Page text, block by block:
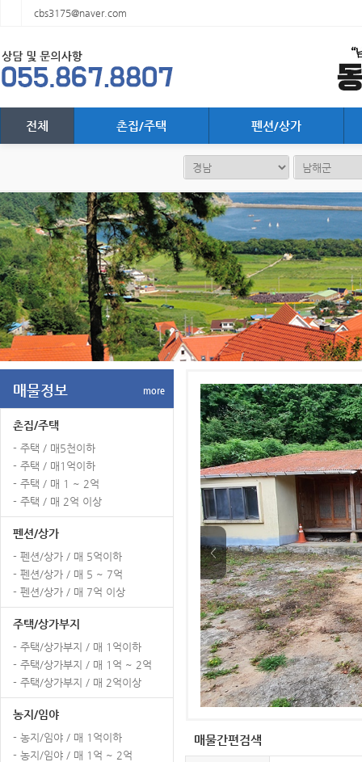
cbs3175@naver.com
전체 촌집/주택 펜션/상가
매물정보 more
촌집/주택
- 주택 / 매5천이하
- 주택 / 매1억이하
- 주택 / 매 1 ~ 2억
- 주택 / 매 2억 이상
펜션/상가
- 펜션/상가 / 매 5억이하
- 펜션/상가 / 매 5 ~ 7억
- 펜션/상가 / 매 7억 이상
주택/상가부지
- 주택/상가부지 / 매 1억이하
- 주택/상가부지 / 매 1억 ~ 2억
- 주택/상가부지 / 매 2억이상
농지/임야
- 농지/임야 / 매 1억이하
- 농지/임야 / 매 1억 ~ 2억
<
매물간편검색